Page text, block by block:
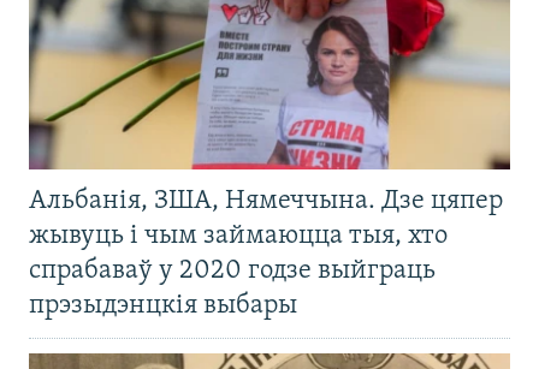
Альбанія, ЗША, Нямеччына. Дзе цяпер
жывуць і чым займаюцца тыя, хто
спрабаваў у 2020 годзе выйграць
прэзыдэнцкія выбары